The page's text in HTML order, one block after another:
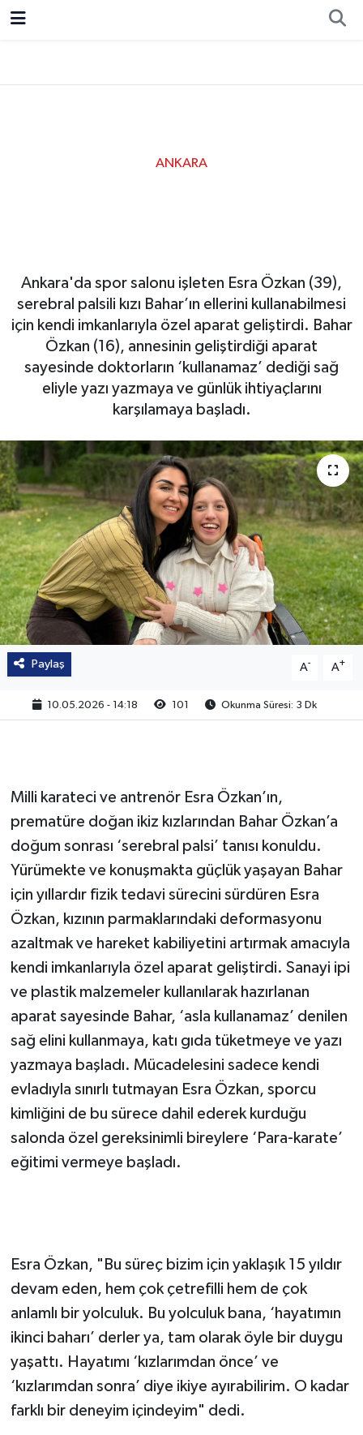
ANKARA
Ankara'da spor salonu işleten Esra Özkan (39),
serebral palsili kızı Bahar’ın ellerini kullanabilmesi
için kendi imkanlarıyla özel aparat geliştirdi. Bahar
Özkan (16), annesinin geliştirdiği aparat
sayesinde doktorların ‘kullanamaz’ dediği sağ
eliyle yazı yazmaya ve günlük ihtiyaçlarını
karşılamaya başladı.
Paylaş A- A+
10.05.2026 - 14:18 101 Okunma Süresi: 3 Dk
Milli karateci ve antrenör Esra Özkan’ın,
prematüre doğan ikiz kızlarından Bahar Özkan’a
doğum sonrası ‘serebral palsi’ tanısı konuldu.
Yürümekte ve konuşmakta güçlük yaşayan Bahar
için yıllardır fizik tedavi sürecini sürdüren Esra
Özkan, kızının parmaklarındaki deformasyonu
azaltmak ve hareket kabiliyetini artırmak amacıyla
kendi imkanlarıyla özel aparat geliştirdi. Sanayi ipi
ve plastik malzemeler kullanılarak hazırlanan
aparat sayesinde Bahar, ‘asla kullanamaz’ denilen
sağ elini kullanmaya, katı gıda tüketmeye ve yazı
yazmaya başladı. Mücadelesini sadece kendi
evladıyla sınırlı tutmayan Esra Özkan, sporcu
kimliğini de bu sürece dahil ederek kurduğu
salonda özel gereksinimli bireylere ‘Para-karate’
eğitimi vermeye başladı.
Esra Özkan, "Bu süreç bizim için yaklaşık 15 yıldır
devam eden, hem çok çetrefilli hem de çok
anlamlı bir yolculuk. Bu yolculuk bana, ‘hayatımın
ikinci baharı’ derler ya, tam olarak öyle bir duygu
yaşattı. Hayatımı ‘kızlarımdan önce’ ve
‘kızlarımdan sonra’ diye ikiye ayırabilirim. O kadar
farklı bir deneyim içindeyim" dedi.